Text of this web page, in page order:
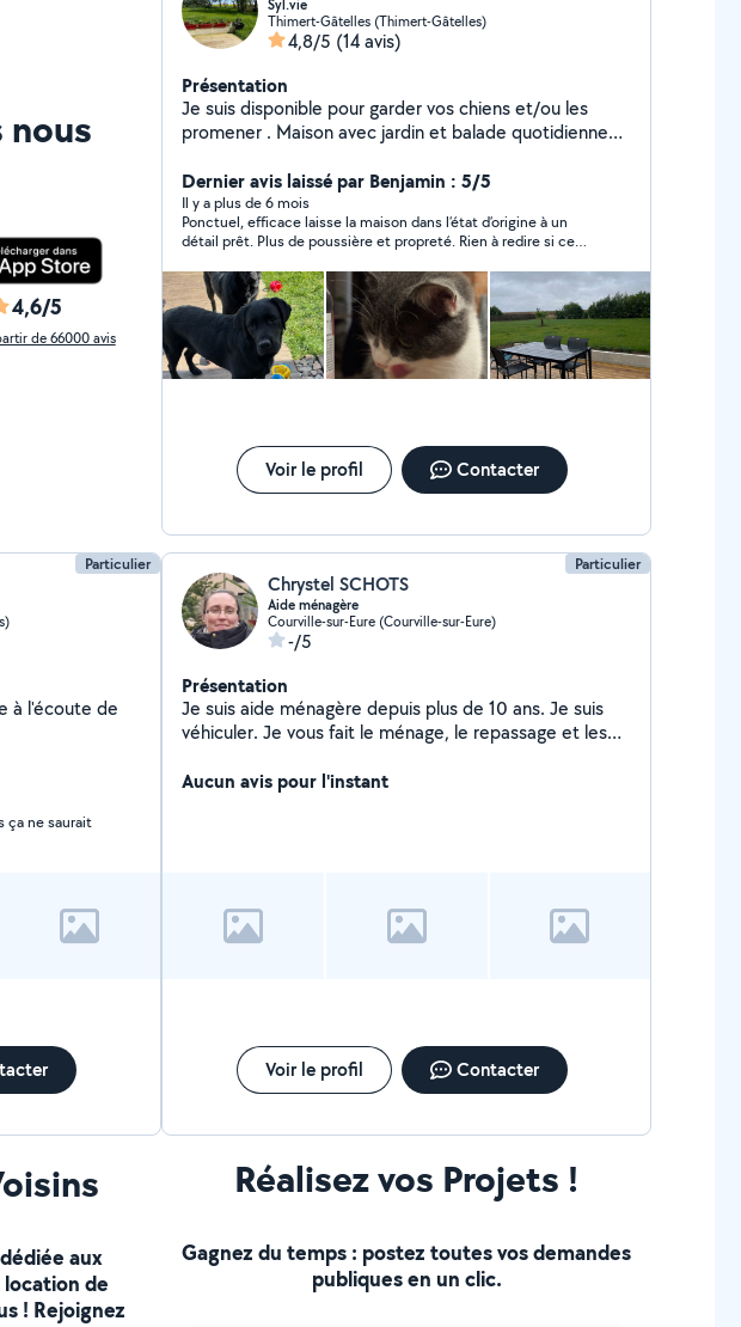
4,6/5
de 66000 avis
Syl.vie
Thimert-Gâtelles (Thimert-Gâtelles)
4,8/5 (14 avis)
Présentation
Je suis disponible pour garder vos chiens et/ou les
promener . Maison avec jardin et balade quotidienne
18mois N'hésitez pas à regarder TikTok : sylviedogsitter
Je suis aussi disponible pour des heures de ménage
Dernier avis laissé par Benjamin : 5/5
Il y a plus de 6 mois
Ponctuel, efficace laisse la maison dans l’état d’origine à un
détail prêt. Plus de poussière et propreté. Rien à redire si ce
vendredi après midi.
Voir le profil Contacter
Particulier
ça ne saurait
Particulier
Chrystel SCHOTS
Aide ménagère
Courville-sur-Eure (Courville-sur-Eure)
-/5
Présentation
Je suis aide ménagère depuis plus de 10 ans. Je suis
véhiculer. Je vous fait le ménage, le repassage et les
Aucun avis pour l'instant
Voir le profil Contacter
aux
de
! Rejoignez
Réalisez vos Projets !
Gagnez du temps : postez toutes vos demandes
publiques en un clic.